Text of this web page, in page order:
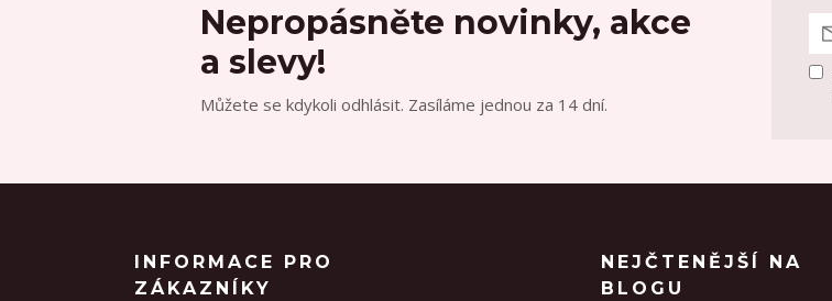
Nepropásněte novinky, akce
a slevy!
Můžete se kdykoli odhlásit. Zasíláme jednou za 14 dní.
INFORMACE PRO
ZÁKAZNÍKY
NEJČTENĚJŠÍ NA
BLOGU